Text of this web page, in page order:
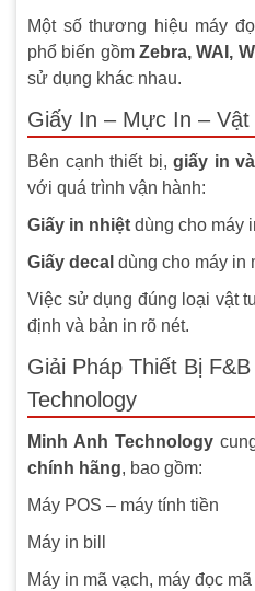
Một số thương hiệu máy
phổ biến gồm Zebra, WAI,
sử dụng khác nhau.
Giấy In – Mực In –
Bên cạnh thiết bị,giấy in
với quá trình vận hành:
Giấy in nhiệt dùng cho máy
Giấy decal dùng cho máy in
Việc sử dụng đúng loại vật
định và bản in rõ nét.
Giải Pháp Thiết Bị
Technology
Minh Anh Technology
chính hãng, bao gồm:
Máy POS – máy tính tiền
Máy in bill
Máy in mã vạch, máy đọc